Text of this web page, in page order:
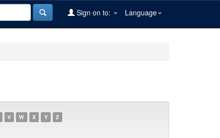
Language
Sign on to:
V W X Y Z